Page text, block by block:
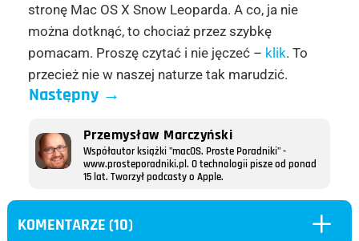
stronę Mac OS X Snow Leoparda. A co, ja nie
można dotknąć, to chociaż przez szybkę
pomacam. Proszę czytać i nie jęczeć – klik. To
przecież nie w naszej naturze tak marudzić.
Następny→
Przemysław Marczyński
Współautor książki "macOS. Proste Poradniki" -
www.prosteporadniki.pl. O technologii pisze od ponad
15 lat. Tworzył podcasty o Apple.
KOMENTARZE (10) L